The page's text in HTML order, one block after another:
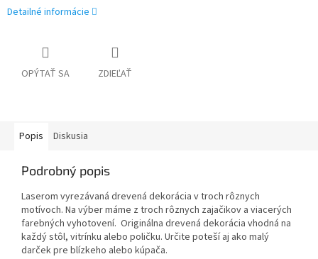
Detailné informácie
OPÝTAŤ SA ZDIEĽAŤ
Popis Diskusia
Podrobný popis
Laserom vyrezávaná drevená dekorácia v troch rôznych
motívoch. Na výber máme z troch rôznych zajačikov a viacerých
farebných vyhotovení. Originálna drevená dekorácia vhodná na
každý stôl, vitrínku alebo poličku. Určite poteší aj ako malý
darček pre blízkeho alebo kúpača.